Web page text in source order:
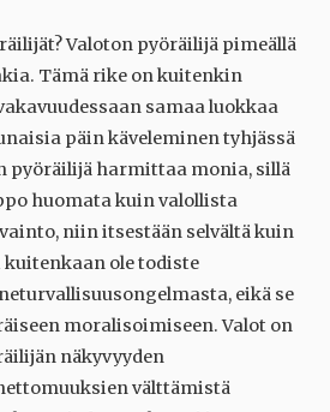
Valoton pyöräilijä pimeällä
Tämä rike on kuitenkin
samaa luokkaa
päin käveleminen tyhjässä
pyöräilijä harmittaa monia, sillä
huomata kuin valollista
niin itsestään selvältä kuin
kuitenkaan ole todiste
eikä se
moralisoimiseen. Valot on
näkyvyyden
välttämistä